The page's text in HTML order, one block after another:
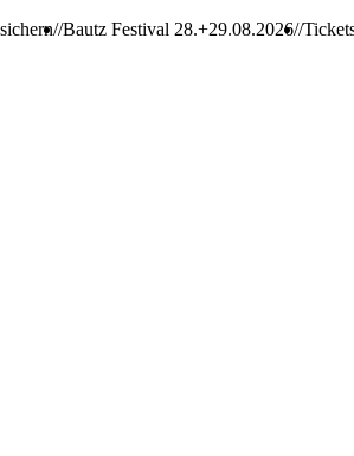
Bautz Festival 28.+29.08.2026 Tickets sichern